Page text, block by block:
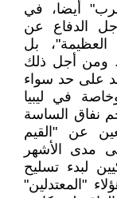
أيضا، في
الدفاع عن
العظيمة"، بل
ومن أجل ذلك
على حد سواء
في ليبيا
نفاق الساسة
عن "القيم
مدى الأشهر
لبدء تسليح
"المعتدلين"